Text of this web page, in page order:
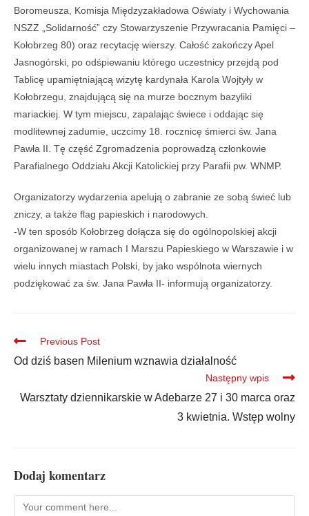
Boromeusza, Komisja Międzyzakładowa Oświaty i Wychowania
NSZZ „Solidarność” czy Stowarzyszenie Przywracania Pamięci –
Kołobrzeg 80) oraz recytację wierszy. Całość zakończy Apel
Jasnogórski, po odśpiewaniu którego uczestnicy przejdą pod
Tablicę upamiętniającą wizytę kardynała Karola Wojtyły w
Kołobrzegu, znajdującą się na murze bocznym bazyliki
mariackiej. W tym miejscu, zapalając świece i oddając się
modlitewnej zadumie, uczcimy 18. rocznicę śmierci św. Jana
Pawła II. Tę część Zgromadzenia poprowadzą członkowie
Parafialnego Oddziału Akcji Katolickiej przy Parafii pw. WNMP.
Organizatorzy wydarzenia apelują o zabranie ze sobą świeć lub
zniczy, a także flag papieskich i narodowych.
-W ten sposób Kołobrzeg dołącza się do ogólnopolskiej akcji
organizowanej w ramach I Marszu Papieskiego w Warszawie i w
wielu innych miastach Polski, by jako wspólnota wiernych
podziękować za św. Jana Pawła II- informują organizatorzy.
Previous Post
Od dziś basen Milenium wznawia działalność
Następny wpis
Warsztaty dziennikarskie w Adebarze 27 i 30 marca oraz
3 kwietnia. Wstęp wolny
Dodaj komentarz